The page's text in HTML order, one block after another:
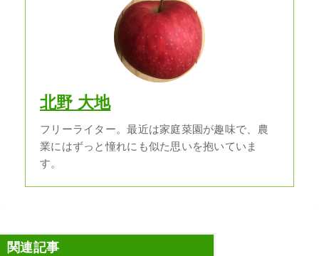
北野 大地
フリーライター。最近は家庭菜園が趣味で、農
業にはずっと憧れにも似た思いを抱いていま
す。
関連記事